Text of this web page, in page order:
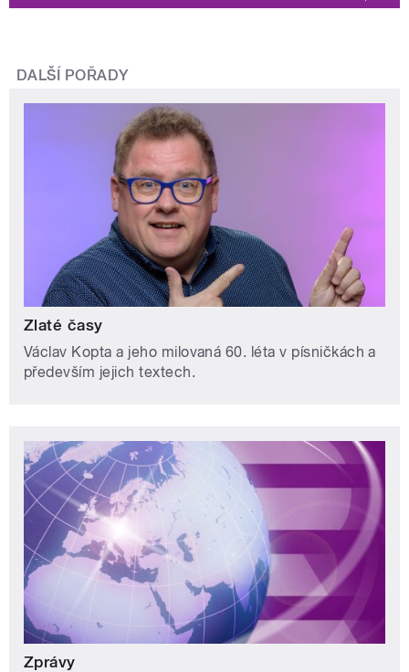
DALŠÍ POŘADY
Zlaté časy
Václav Kopta a jeho milovaná 60. léta v písničkách a
především jejich textech.
Zprávy